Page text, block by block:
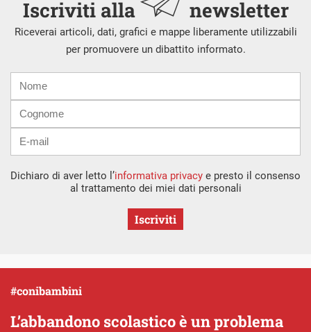
Iscriviti alla newsletter
Riceverai articoli, dati, grafici e mappe liberamente utilizzabili
per promuovere un dibattito informato.
mail
Dichiaro di aver letto l’informativa privacy e presto il consenso
al trattamento dei miei dati personali
Iscriviti
L’abbandono scolastico è un problema
#conibambini